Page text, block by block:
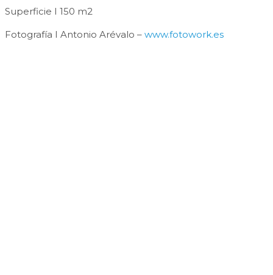
Superficie I 150 m2
Fotografía I Antonio Arévalo – www.fotowork.es